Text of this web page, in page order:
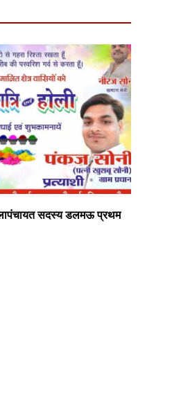
सदस्य डलमऊ प्रथम